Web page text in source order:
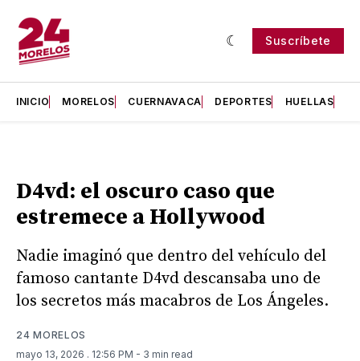
Suscríbete
INICIO MORELOS CUERNAVACA DEPORTES HUELLAS
D4vd: el oscuro caso que
estremece a Hollywood
Nadie imaginó que dentro del vehículo del
famoso cantante D4vd descansaba uno de
los secretos más macabros de Los Ángeles.
24 MORELOS
mayo 13, 2026 . 12:56 PM - 3 min read